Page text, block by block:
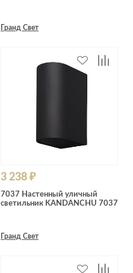
Гранд Свет
3 238 ₽
7037 Настенный уличный
светильник KANDANCHU 7037
Гранд Свет